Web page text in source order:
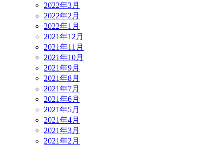
2022年3月
2022年2月
2022年1月
2021年12月
2021年11月
2021年10月
2021年9月
2021年8月
2021年7月
2021年6月
2021年5月
2021年4月
2021年3月
2021年2月